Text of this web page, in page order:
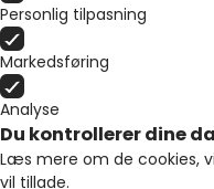
Personlig tilpasning
Markedsføring
Analyse
Du kontrollerer dine
Læs mere om de cookies,
vil tillade.